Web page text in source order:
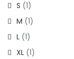
S (1)
M (1)
L (1)
XL (1)